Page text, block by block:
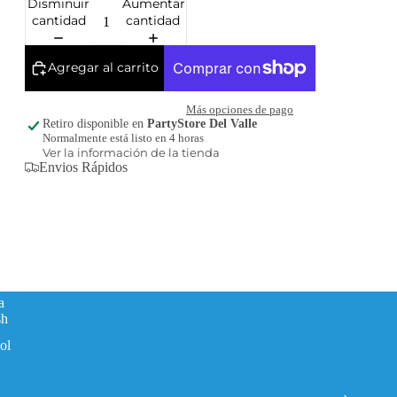
Disminuir
cantidad
Aumentar
cantidad
Agregar al carrito
Más opciones de pago
Retiro disponible en PartyStore Del Valle
Normalmente está listo en 4 horas
Ver la información de la tienda
Envios Rápidos